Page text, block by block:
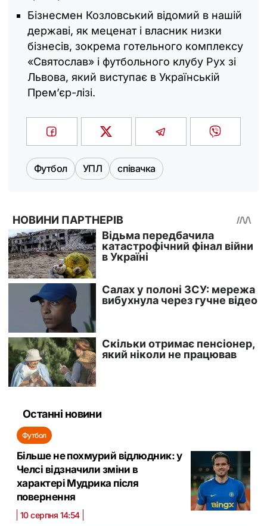
Бізнесмен Козловський відомий в нашій
державі, як меценат і власник низки
бізнесів, зокрема готельного комплексу
«Святослав» і футбольного клубу Рух зі
Львова, який виступає в Українській
Прем’єр-лізі.
Футбол УПЛ співачка
Останні новини
Футбол
Більше не похмурий відлюдник: у
Челсі відзначили зміни в
характері Мудрика після
повернення
10 серпня 14:54